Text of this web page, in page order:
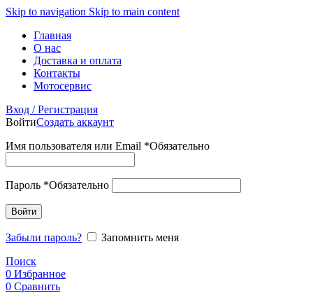
Skip to navigation Skip to main content
Главная
О нас
Доставка и оплата
Контакты
Мотосервис
Вход / Регистрация
ВойтиСоздать аккаунт
Имя пользователя или Email *Обязательно
Пароль *Обязательно
Войти
Забыли пароль?
Запомнить меня
Поиск
0 Избранное
0 Сравнить